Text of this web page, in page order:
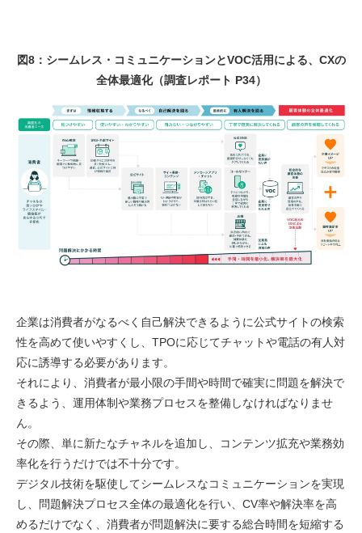
図8：シームレス・コミュニケーションとVOC活用による、CXの
全体最適化（調査レポート P34）
企業は消費者がなるべく自己解決できるように公式サイトの検索
性を高めて使いやすくし、TPOに応じてチャットや電話の有人対
応に誘導する必要があります。
それにより、消費者が最小限の手間や時間で確実に問題を解決で
きるよう、運用体制や業務プロセスを整備しなければなりませ
ん。
その際、単に新たなチャネルを追加し、コンテンツ拡充や業務効
率化を行うだけでは不十分です。
デジタル技術を駆使してシームレスなコミュニケーションを実現
し、問題解決プロセス全体の最適化を行い、CV率や解決率を高
めるだけでなく、消費者が問題解決に要する総合時間を短縮する